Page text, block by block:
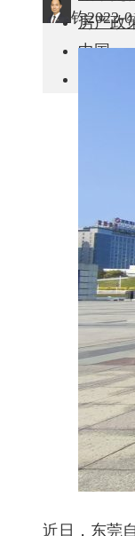
房产政
中国
钧2022-
近日，东莞